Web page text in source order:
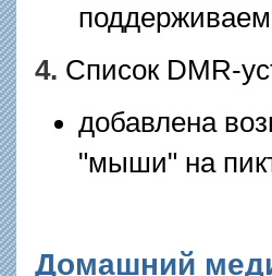
4. Список DMR-
добавлена
"мыши" на
Домашний